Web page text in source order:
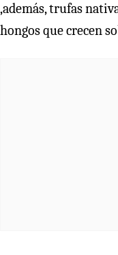
,además, trufas
hongos que crecen